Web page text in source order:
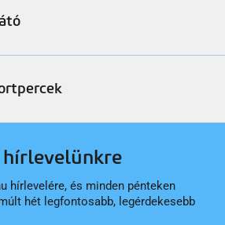
hírlevelére, és minden pénteken
hét legfontosabb, legérdekesebb